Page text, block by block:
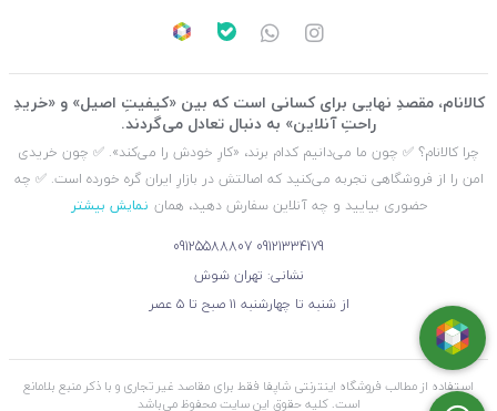
کالانام، مقصدِ نهایی برای کسانی است که بین «کیفیتِ اصیل» و «خریدِ
راحتِ آنلاین» به دنبال تعادل می‌گردند.
چرا کالانام؟ ✅ چون ما می‌دانیم کدام برند، «کارِ خودش را می‌کند». ✅ چون خریدی
امن را از فروشگاهی تجربه می‌کنید که اصالتش در بازارِ ایران گره خورده است. ✅ چه
حضوری بیایید و چه آنلاین سفارش دهید، همان نمایش بیشتر
09121334179
09125588807
نشانی: تهران شوش
از شنبه تا چهارشنبه ۱۱ صبح تا ۵ عصر
استفاده از مطالب فروشگاه اینترنتی شاپفا فقط برای مقاصد غیر تجاری و با ذکر منبع بلامانع
است. کليه حقوق اين سايت محفوظ می‌باشد